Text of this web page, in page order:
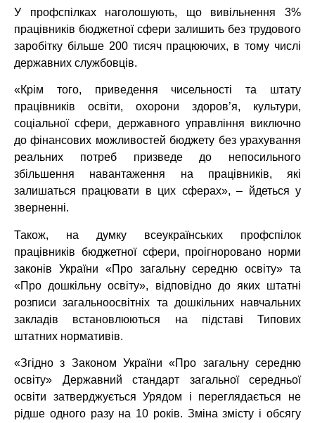
У профспілках наголошують, що вивільнення 3%
працівників бюджетної сфери залишить без трудового
заробітку більше 200 тисяч працюючих, в тому числі
державних службовців.
«Крім того, приведення чисельності та штату
працівників освіти, охорони здоров’я, культури,
соціальної сфери, державного управління виключно
до фінансових можливостей бюджету без урахування
реальних потреб призведе до непосильного
збільшення навантаження на працівників, які
залишаться працювати в цих сферах», – йдеться у
зверненні.
Також, на думку всеукраїнських профспілок
працівників бюджетної сфери, проігноровано норми
законів України «Про загальну середню освіту» та
«Про дошкільну освіту», відповідно до яких штатні
розписи загальноосвітніх та дошкільних навчальних
закладів встановлюються на підставі Типових
штатних нормативів.
«Згідно з Законом України «Про загальну середню
освіту» Державний стандарт загальної середньої
освіти затверджується Урядом і переглядається не
рідше одного разу на 10 років. Зміна змісту і обсягу